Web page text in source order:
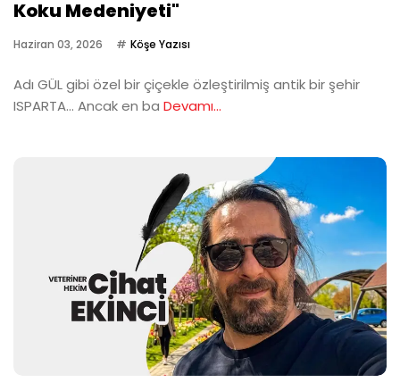
Koku Medeniyeti"
Haziran 03, 2026 Köşe Yazısı
Adı GÜL gibi özel bir çiçekle özleştirilmiş antik bir şehir
ISPARTA… Ancak en ba Devamı...